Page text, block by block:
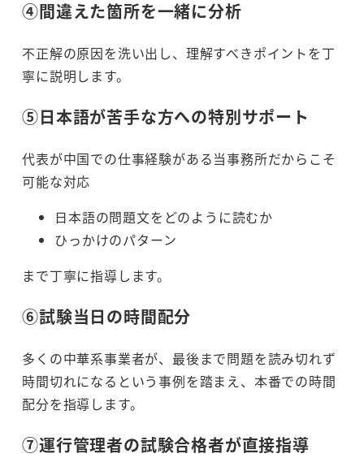
④間違えた箇所を一緒に分析
不正解の原因を洗い出し、理解すべきポイントを丁
寧に説明します。
⑤日本語が苦手な方への特別サポート
代表が中国での仕事経験がある当事務所だからこそ
可能な対応
日本語の問題文をどのように読むか
ひっかけのパターン
まで丁寧に指導します。
⑥試験当日の時間配分
多くの中華系事業者が、最後まで問題を読み切れず
時間切れになるという事例を踏まえ、本番での時間
配分を指導します。
⑦運行管理者の試験合格者が直接指導